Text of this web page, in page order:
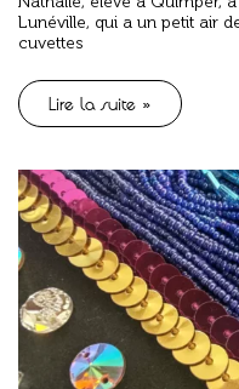
Lunéville, qui a un petit air
cuvettes
Lire la suite »